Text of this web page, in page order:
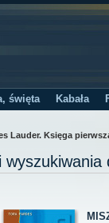
święta Kabała
Lauder. Księga
wyszukiwania